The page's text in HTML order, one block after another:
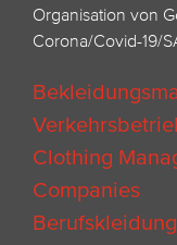
Organisation von
Corona/Covid-19/
Clothing
Companies